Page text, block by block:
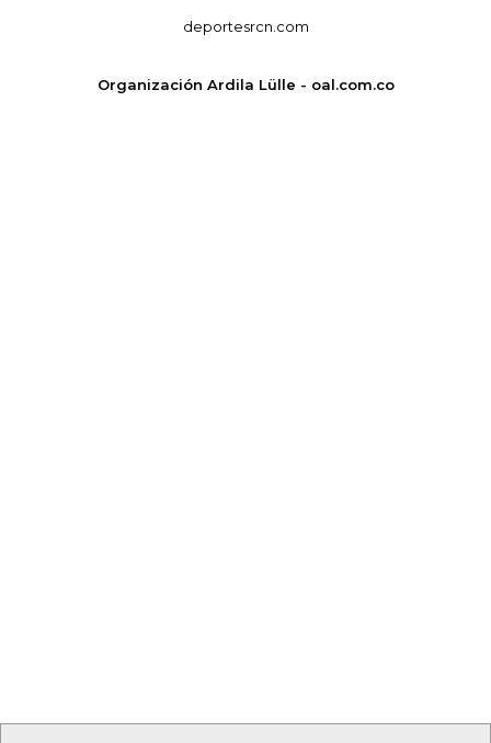
deportesrcn.com
Organización Ardila Lülle - oal.com.co